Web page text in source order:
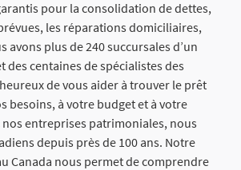
pour la consolidation de dettes,
les réparations domiciliaires,
avons plus de 240 succursales d’un
des centaines de spécialistes des
de vous aider à trouver le prêt
besoins, à votre budget et à votre
nos entreprises patrimoniales, nous
depuis près de 100 ans. Notre
Canada nous permet de comprendre